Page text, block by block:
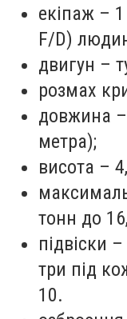
екіпаж –
F/D)
двигун –
розмах
довжина –
метра);
висота –
тонн до
підвіски
три під
10.